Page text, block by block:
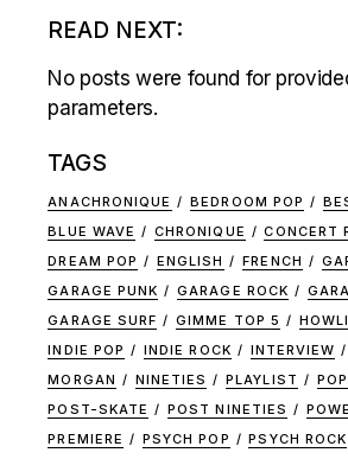
READ NEXT:
No posts were found for
parameters.
TAGS
ANACHRONIQUE BEDROOM POP
BLUE WAVE
CHRONIQUE
CONCERT
DREAM POP
ENGLISH FRENCH
GARAGE PUNK
GARAGE ROCK
GARAGE SURF
GIMME TOP 5
INDIE POP
INDIE ROCK INTERVIEW
MORGAN
NINETIES PLAYLIST POP
POST-SKATE
POST NINETIES
PREMIERE
PSYCH POP
PSYCH ROCK